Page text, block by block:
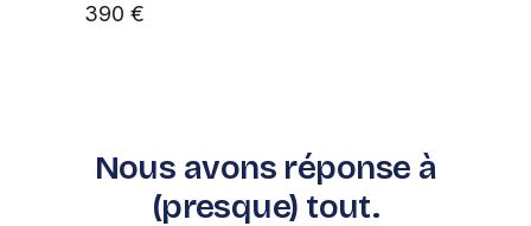
390 €
Nous avons réponse à
(presque) tout.